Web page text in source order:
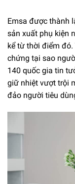
Emsa được thành
sản xuất phụ kiện
kể từ thời điểm
chứng tại sao
140 quốc gia tin
giữ nhiệt vượt trội
đảo người tiêu